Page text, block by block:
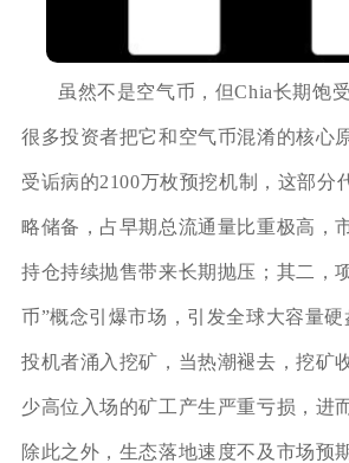
虽然不是空气币，但Chia长期饱
很多投资者把它和空气币混淆的核心
受诟病的2100万枚预挖机制，这部分
略储备，占早期总流通量比重极高，
持仓持续抛售带来长期抛压；其二，
币”概念引爆市场，引发全球大容量
投机者涌入挖矿，当热潮褪去，挖矿
少高位入场的矿工产生严重亏损，进
除此之外，生态落地速度不及市场预